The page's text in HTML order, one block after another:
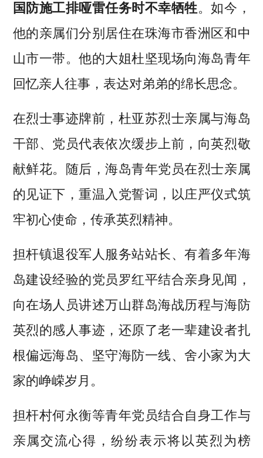
国防施工排哑雷任务时不幸牺牲。如今，
他的亲属们分别居住在珠海市香洲区和中
山市一带。他的大姐杜坚现场向海岛青年
回忆亲人往事，表达对弟弟的绵长思念。
在烈士事迹牌前，杜亚苏烈士亲属与海岛
干部、党员代表依次缓步上前，向英烈敬
献鲜花。随后，海岛青年党员在烈士亲属
的见证下，重温入党誓词，以庄严仪式筑
牢初心使命，传承英烈精神。
担杆镇退役军人服务站站长、有着多年海
岛建设经验的党员罗红平结合亲身见闻，
向在场人员讲述万山群岛海战历程与海防
英烈的感人事迹，还原了老一辈建设者扎
根偏远海岛、坚守海防一线、舍小家为大
家的峥嵘岁月。
担杆村何永衡等青年党员结合自身工作与
亲属交流心得，纷纷表示将以英烈为榜